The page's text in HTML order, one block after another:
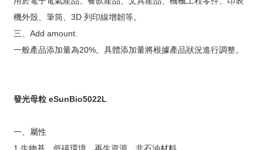
機外殼、筆筒、3D 列印線增韌等。
三、Add amount.
一般產品添加量為20%。具體添加量將根據產品狀況進行調整。
發光母粒 eSunBio5022L
一、屬性